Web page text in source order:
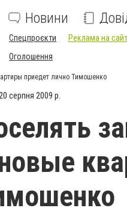
Новини
Спецпроєкти Реклама на
Оголошення
приедет лично Тимошенко
серпня 2009 р.